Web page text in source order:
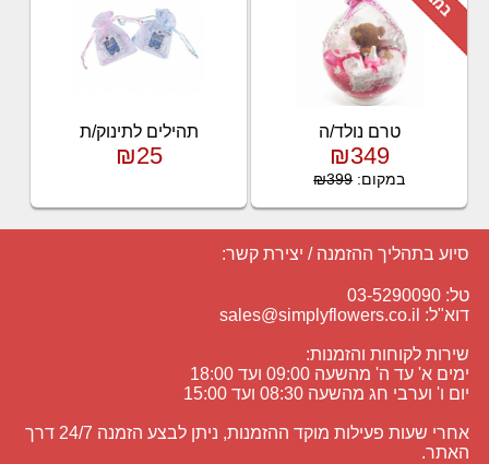
טרם נולד/ה
₪349
במקום:₪399
תהילים לתינוק/ת
₪25
סיוע בתהליך ההזמנה / יצירת קשר:
טל: 03-5290090
דוא"ל: sales@simplyflowers.co.il
שירות לקוחות והזמנות:
ימים א' עד ה' מהשעה 09:00 ועד 18:00
יום ו' וערבי חג מהשעה 08:30 ועד 15:00
אחרי שעות פעילות מוקד ההזמנות, ניתן לבצע הזמנה 24/7 דרך
האתר.